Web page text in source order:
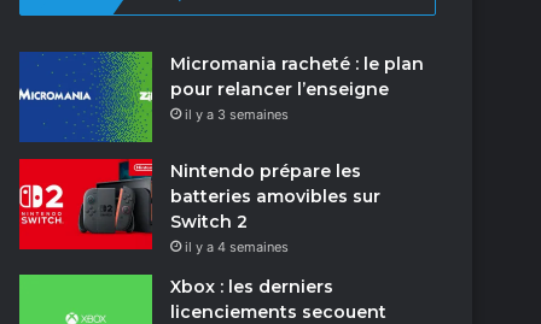
Micromania racheté : le plan
pour relancer l’enseigne
il y a 3 semaines
Nintendo prépare les
batteries amovibles sur
Switch 2
il y a 4 semaines
Xbox : les derniers
licenciements secouent